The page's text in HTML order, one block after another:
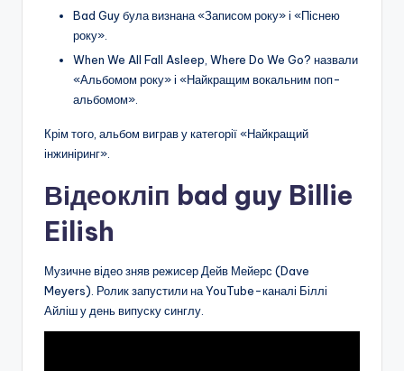
Bad Guy була визнана «Записом року» і «Піснею
року».
When We All Fall Asleep, Where Do We Go? назвали
«Альбомом року» і «Найкращим вокальним поп-
альбомом».
Крім того, альбом виграв у категорії «Найкращий
інжиніринг».
Відеокліп bad guy Billie
Eilish
Музичне відео зняв режисер Дейв Мейерс (Dave
Meyers). Ролик запустили на YouTube-каналі Біллі
Айліш у день випуску синглу.